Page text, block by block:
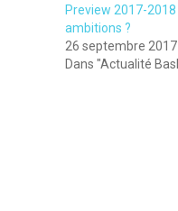
Preview 2017-
ambitions ?
26 septembre 2017
Dans "Actualité